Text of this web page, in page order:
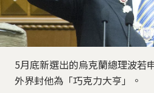
5月底新選出的烏克蘭總理波若
外界封他為「巧克力大亨」。